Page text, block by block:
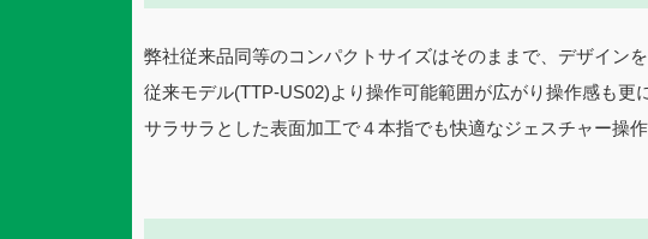
弊社従来品同等のコンパクトサイズはそのままで、デザインを
従来モデル(TTP-US02)より操作可能範囲が広がり操作感も更
サラサラとした表面加工で４本指でも快適なジェスチャー操作